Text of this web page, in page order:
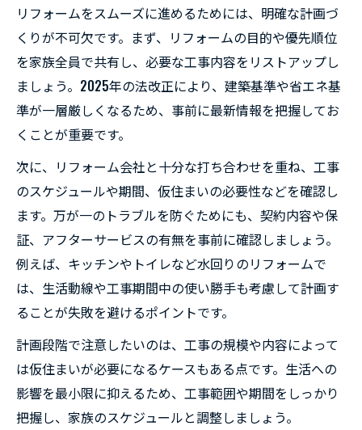
仮住まいが不要なリフォームの進め方とは
気候や繁忙期を避けてリフォームするポイ
ント
リフォーム工期管理でストレスを減らす工
夫
2025年改正に備えたリフォーム計画のコツ
2025年法改正対応リフォームの最新動向
リフォーム計画に必要な手続きと注意点
リフォームスケジュールの立て方ガイド
法改正前後のリフォーム費用変動に注意
リフォームの申請準備と実践的ポイント
防犯も考えた住みながらリフォーム対策集
住みながらリフォーム防犯対策の基本知識
リフォーム期間中の鍵管理と安全強化法
作業員の出入り管理で安心リフォーム実現
住みながらの防犯グッズ選びと活用術
リフォームをスムーズに進めるためには、明確な計画づ
くりが不可欠です。まず、リフォームの目的や優先順位
を家族全員で共有し、必要な工事内容をリストアップし
ましょう。2025年の法改正により、建築基準や省エネ基
準が一層厳しくなるため、事前に最新情報を把握してお
くことが重要です。
次に、リフォーム会社と十分な打ち合わせを重ね、工事
のスケジュールや期間、仮住まいの必要性などを確認し
ます。万が一のトラブルを防ぐためにも、契約内容や保
証、アフターサービスの有無を事前に確認しましょう。
例えば、キッチンやトイレなど水回りのリフォームで
は、生活動線や工事期間中の使い勝手も考慮して計画す
ることが失敗を避けるポイントです。
計画段階で注意したいのは、工事の規模や内容によって
は仮住まいが必要になるケースもある点です。生活への
影響を最小限に抑えるため、工事範囲や期間をしっかり
把握し、家族のスケジュールと調整しましょう。